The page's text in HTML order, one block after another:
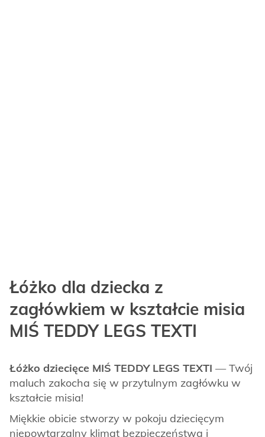
Łóżko dla dziecka z
zagłówkiem w kształcie misia
MIŚ TEDDY LEGS TEXTI
Łóżko dziecięce MIŚ TEDDY LEGS TEXTI — Twój
maluch zakocha się w przytulnym zagłówku w
kształcie misia!
Miękkie obicie stworzy w pokoju dziecięcym
niepowtarzalny klimat bezpieczeństwa i